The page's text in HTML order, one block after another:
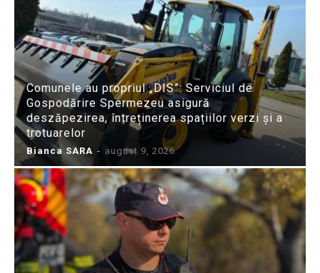
Comunele au propriul „DIS”: Serviciul de
Gospodărire Spermezeu asigură
deszăpezirea, întreținerea spațiilor verzi și a
trotuarelor
Bianca SARA - august 9, 2026